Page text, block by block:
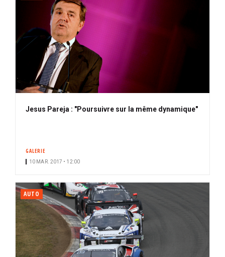
Jesus Pareja : "Poursuivre sur la même dynamique"
GALERIE
10 MAR. 2017 • 12:00
AUTO